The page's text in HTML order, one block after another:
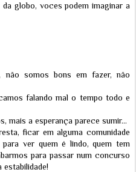
globo, voces podem imaginar a
não somos bons em fazer, não
falando mal o tempo todo e
mais a esperança parece sumir...
ficar em alguma comunidade
ver quem é lindo, quem tem
para passar num concurso